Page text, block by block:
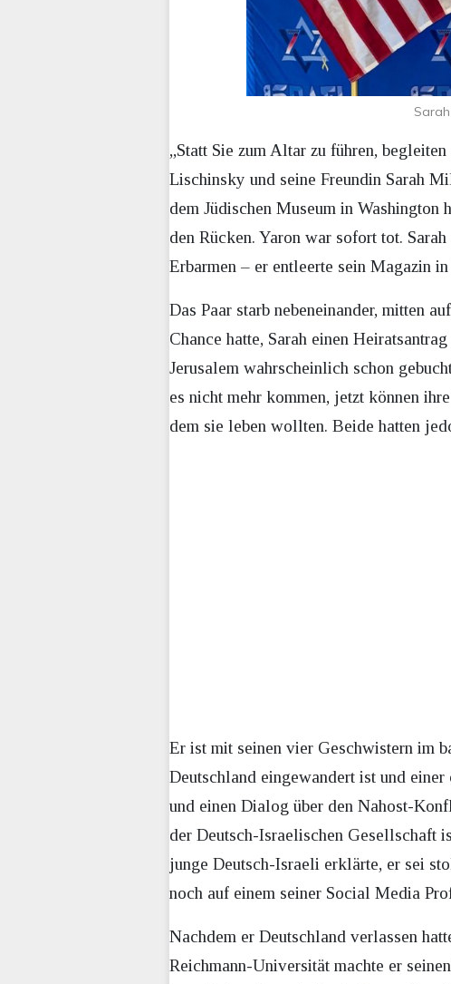
„Statt Sie zum Altar zu führen,
Lischinsky und seine Freundin Sarah
dem Jüdischen Museum in Washington
den Rücken. Yaron war sofort tot.
Erbarmen – er entleerte sein Magazin
Das Paar starb nebeneinander, mitten
Chance hatte, Sarah einen
Jerusalem wahrscheinlich schon
es nicht mehr kommen, jetzt können
dem sie leben wollten. Beide hatten
Er ist mit seinen vier Geschwistern im
Deutschland eingewandert ist und
und einen Dialog über den Nahost-
der Deutsch-Israelischen Gesellschaft
junge Deutsch-Israeli erklärte, er sei
noch auf einem seiner Social Media
Nachdem er Deutschland verlassen
Reichmann-Universität machte er